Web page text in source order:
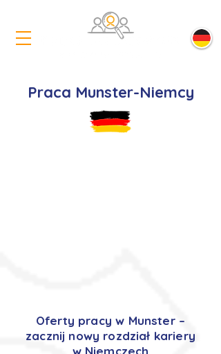
Praca Munster-Niemcy
Oferty pracy w Munster –
zacznij nowy rozdział kariery
w Niemczech